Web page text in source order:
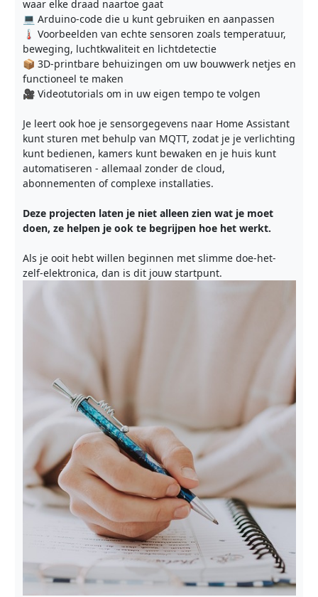
waar elke draad naartoe gaat
💻 Arduino-code die u kunt gebruiken en aanpassen
🌡️ Voorbeelden van echte sensoren zoals temperatuur,
beweging, luchtkwaliteit en lichtdetectie
📦 3D-printbare behuizingen om uw bouwwerk netjes en
functioneel te maken
🎥 Videotutorials om in uw eigen tempo te volgen
Je leert ook hoe je sensorgegevens naar Home Assistant
kunt sturen met behulp van MQTT, zodat je je verlichting
kunt bedienen, kamers kunt bewaken en je huis kunt
automatiseren - allemaal zonder de cloud,
abonnementen of complexe installaties.
Deze projecten laten je niet alleen zien wat je moet
doen, ze helpen je ook te begrijpen hoe het werkt.
Als je ooit hebt willen beginnen met slimme doe-het-
zelf-elektronica, dan is dit jouw startpunt.